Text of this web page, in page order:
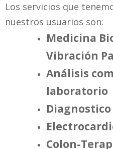
Los servicios que
nuestros usuarios son:
Medicina
Vibración
Análisis
laboratorio
Colon-